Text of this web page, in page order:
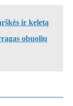
ir keletą
obuolių